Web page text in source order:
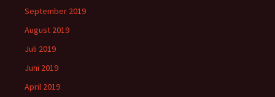
September 2019
August 2019
Juli 2019
Juni 2019
April 2019